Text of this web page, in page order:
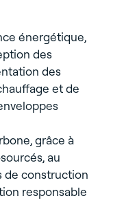
énergétique,
des
des
et de
grâce à
au
de construction
responsable